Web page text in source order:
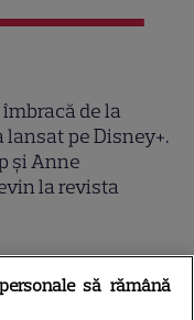
de la
lansat pe Disney+.
și Anne
la revista
să rămână